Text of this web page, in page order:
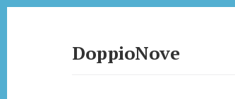
DoppioNove